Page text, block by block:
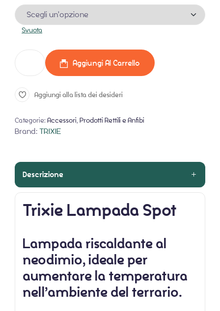
Svuota
Aggiungi Al Carrello
Aggiungi alla lista dei desideri
Categorie: Accessori, Prodotti Rettili e Anfibi
Brand:TRIXIE
Descrizione
Trixie Lampada Spot
Lampada riscaldante al
neodimio, ideale per
aumentare la temperatura
nell’ambiente del terrario.